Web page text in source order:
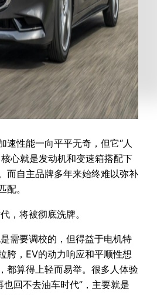
速性能一向平平无奇，但它“人
心就是发动机和变速箱搭配下
而自主品牌多年来始终难以弥补
配。
，将被彻底洗牌。
需要调校的，但得益于电机特
胯，EV的动力响应和平顺性想
都算得上轻而易举。很多人体验
也回不去油车时代”，主要就是